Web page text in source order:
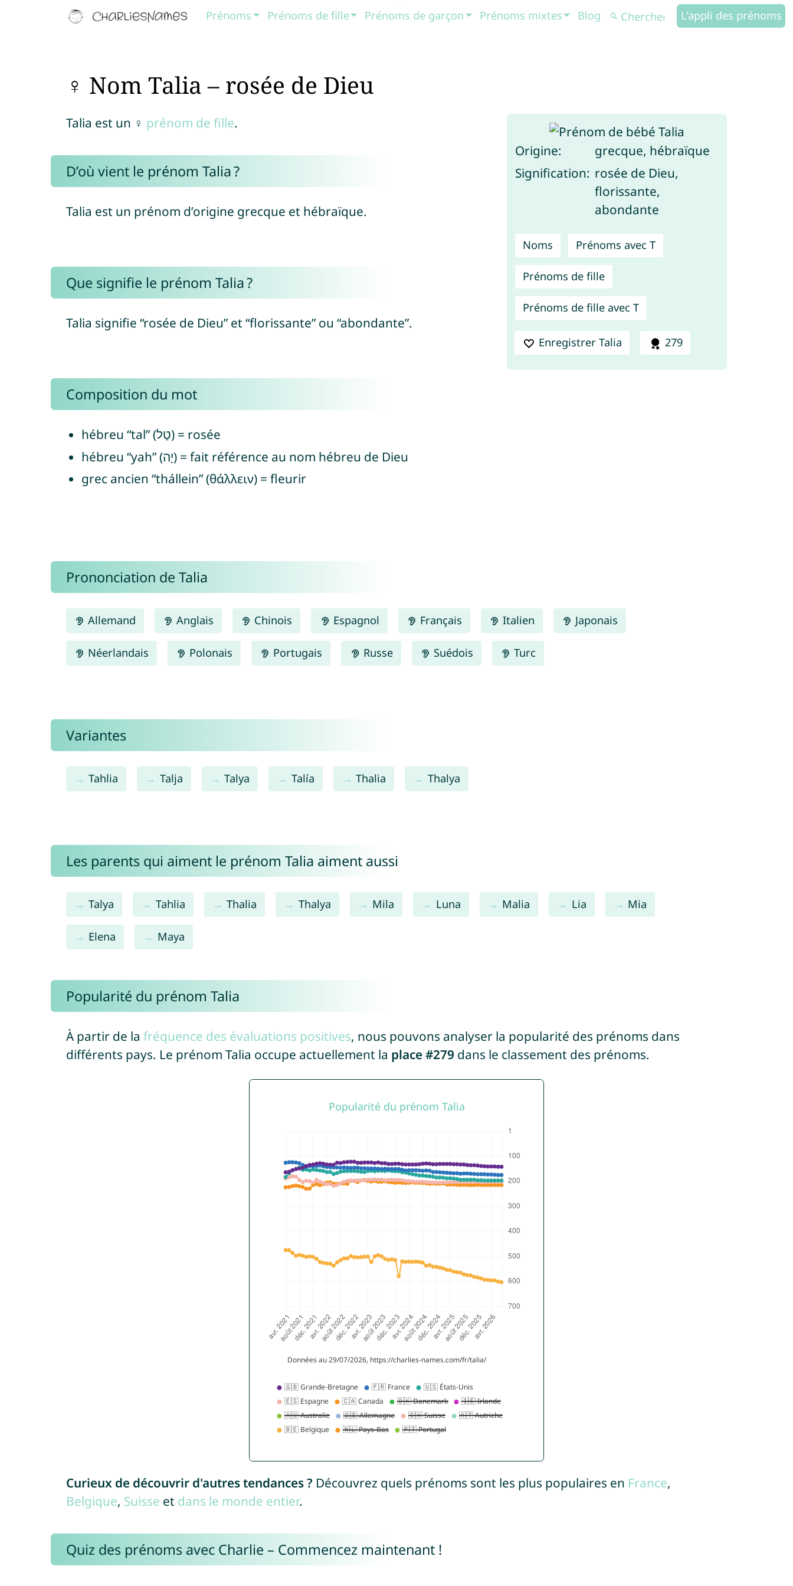
Prénoms Prénoms de fille Prénoms de garçon Prénoms mixtes Blog L'appli des prénoms
♀ Nom Talia – rosée de Dieu
Origine:
grecque, hébraïque
Signification: rosée de Dieu,
florissante,
abondante
Noms Prénoms avec T
Prénoms de fille
Prénoms de fille avec T
Enregistrer Talia 279
Talia est un ♀ prénom de fille.
D’où vient le prénom Talia ?
Talia est un prénom d’origine grecque et hébraïque.
Que signifie le prénom Talia ?
Talia signifie “rosée de Dieu” et “florissante” ou “abondante”.
Composition du mot
hébreu “tal” (טַל) = rosée
hébreu “yah” (יָה) = fait référence au nom hébreu de Dieu
grec ancien “thállein” (θάλλειν) = fleurir
Prononciation de Talia
Allemand Anglais Chinois Espagnol Français Italien Japonais
Néerlandais Polonais Portugais Russe Suédois Turc
Variantes
Tahlia Talja Talya Talía Thalia Thalya
Les parents qui aiment le prénom Talia aiment aussi
Talya Tahlia Thalia Thalya Mila Luna Malia Lia Mia
Elena Maya
Popularité du prénom Talia
À partir de la fréquence des évaluations positives, nous pouvons analyser la popularité des prénoms dans
différents pays. Le prénom Talia occupe actuellement la place #279 dans le classement des prénoms.
Curieux de découvrir d'autres tendances ? Découvrez quels prénoms sont les plus populaires en France,
Belgique, Suisse et dans le monde entier.
Quiz des prénoms avec Charlie – Commencez maintenant !